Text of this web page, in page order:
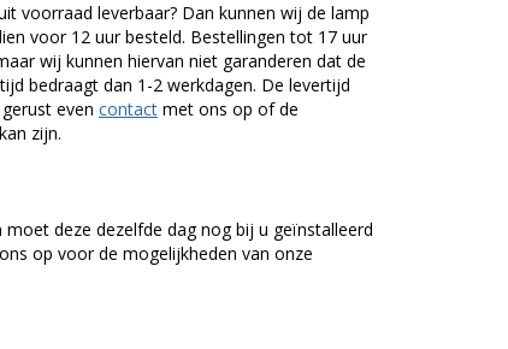
voorraad leverbaar? Dan kunnen wij de lamp
voor 12 uur besteld. Bestellingen tot 17 uur
wij kunnen hiervan niet garanderen dat de
bedraagt dan 1-2 werkdagen. De levertijd
even contact met ons op of de
zijn.
deze dezelfde dag nog bij u geïnstalleerd
op voor de mogelijkheden van onze